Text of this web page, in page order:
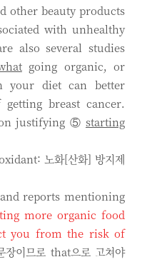
other beauty products
with unhealthy
also several studies
going organic, or
your diet can better
breast cancer.
justifying ⑤ starting
노화[산화] 방지제
reports mentioning
more organic food
you from the risk of
장이므로 that으로 고쳐야